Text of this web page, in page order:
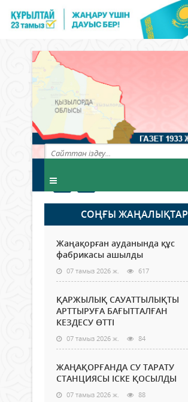
СОҢҒЫ ЖАҢАЛЫҚТАР
Жаңақорған ауданында құс
фабрикасы ашылды
07 тамыз 2026 ж. 617
ҚАРЖЫЛЫҚ САУАТТЫЛЫҚТЫ
АРТТЫРУҒА БАҒЫТТАЛҒАН
КЕЗДЕСУ ӨТТІ
07 тамыз 2026 ж. 84
ЖАҢАҚОРҒАНДА СУ ТАРАТУ
СТАНЦИЯСЫ ІСКЕ ҚОСЫЛДЫ
07 тамыз 2026 ж. 88